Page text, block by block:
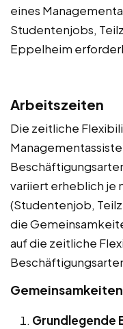
eines
Studentenjobs,
Eppelheim
Arbeitszeiten
Die zeitliche
variiert erheblich je
(Studentenjob,
die
auf die zeitliche
Grundlegende